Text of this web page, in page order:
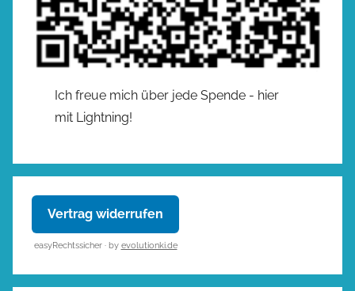
Ich freue mich über jede Spende - hier
mit Lightning!
Vertrag widerrufen
easyRechtssicher · by evolutionki.de